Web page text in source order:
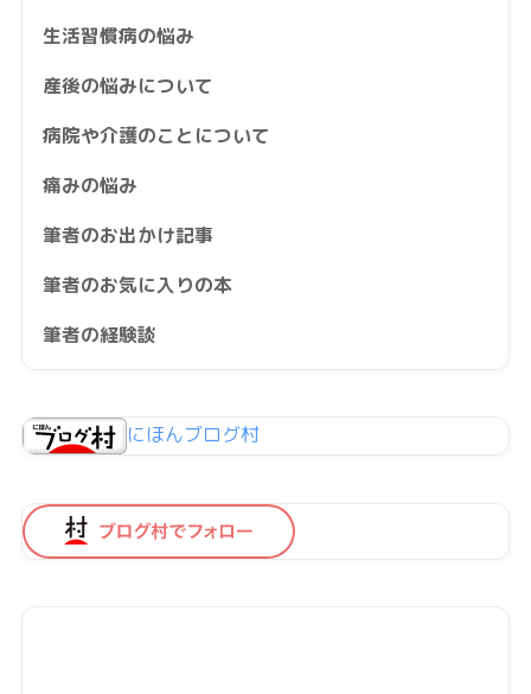
生活習慣病の悩み
産後の悩みについて
病院や介護のことについて
痛みの悩み
筆者のお出かけ記事
筆者のお気に入りの本
筆者の経験談
にほんブログ村